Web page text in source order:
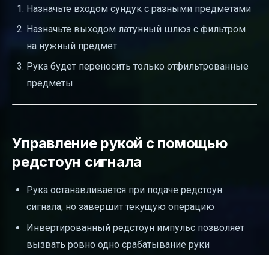
Назначьте входом сундук с разными предметами
Назначьте выходом латунный шлюз с фильтром
на нужный предмет
Рука будет переносить только отфильтрованные
предметы
Управление рукой с помощью
редстоун сигнала
Рука останавливается при подаче редстоун
сигнала, но завершит текущую операцию
Инвертированный редстоун импульс позволяет
вызвать ровно одно срабатывание руки